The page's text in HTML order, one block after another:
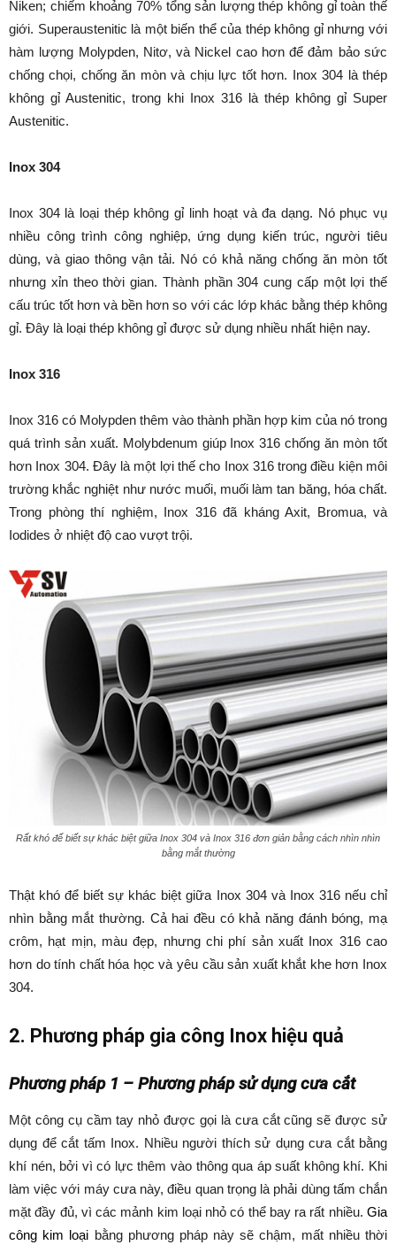
Niken; chiếm khoảng 70% tổng sản lượng thép không gỉ toàn thế
giới. Superaustenitic là một biến thể của thép không gỉ nhưng với
hàm lượng Molypden, Nitơ, và Nickel cao hơn để đảm bảo sức
chống chọi, chống ăn mòn và chịu lực tốt hơn. Inox 304 là thép
không gỉ Austenitic, trong khi Inox 316 là thép không gỉ Super
Austenitic.
Inox 304
Inox 304 là loại thép không gỉ linh hoạt và đa dạng. Nó phục vụ
nhiều công trình công nghiệp, ứng dụng kiến trúc, người tiêu
dùng, và giao thông vận tải. Nó có khả năng chống ăn mòn tốt
nhưng xỉn theo thời gian. Thành phần 304 cung cấp một lợi thế
cấu trúc tốt hơn và bền hơn so với các lớp khác bằng thép không
gỉ. Đây là loại thép không gỉ được sử dụng nhiều nhất hiện nay.
Inox 316
Inox 316 có Molypden thêm vào thành phần hợp kim của nó trong
quá trình sản xuất. Molybdenum giúp Inox 316 chống ăn mòn tốt
hơn Inox 304. Đây là một lợi thế cho Inox 316 trong điều kiện môi
trường khắc nghiệt như nước muối, muối làm tan băng, hóa chất.
Trong phòng thí nghiệm, Inox 316 đã kháng Axit, Bromua, và
Iodides ở nhiệt độ cao vượt trội.
Rất khó để biết sự khác biệt giữa Inox 304 và Inox 316 đơn giản bằng cách nhìn nhìn
bằng mắt thường
Thật khó để biết sự khác biệt giữa Inox 304 và Inox 316 nếu chỉ
nhìn bằng mắt thường. Cả hai đều có khả năng đánh bóng, mạ
crôm, hạt mịn, màu đẹp, nhưng chi phí sản xuất Inox 316 cao
hơn do tính chất hóa học và yêu cầu sản xuất khắt khe hơn Inox
304.
2. Phương pháp gia công Inox hiệu quả
Phương pháp 1 – Phương pháp sử dụng cưa cắt
Một công cụ cầm tay nhỏ được gọi là cưa cắt cũng sẽ được sử
dụng để cắt tấm Inox. Nhiều người thích sử dụng cưa cắt bằng
khí nén, bởi vì có lực thêm vào thông qua áp suất không khí. Khi
làm việc với máy cưa này, điều quan trọng là phải dùng tấm chắn
mặt đầy đủ, vì các mảnh kim loại nhỏ có thể bay ra rất nhiều. Gia
công kim loại bằng phương pháp này sẽ chậm, mất nhiều thời